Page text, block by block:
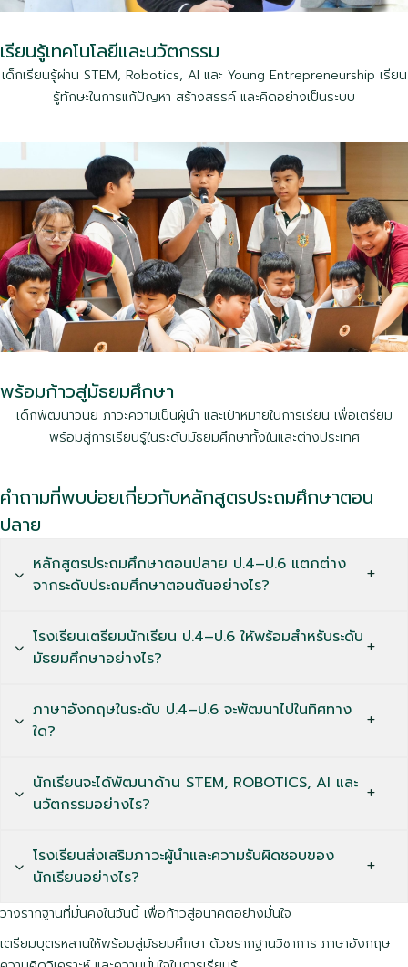
เรียนรู้เทคโนโลยีและนวัตกรรม
เด็กเรียนรู้ผ่าน STEM, Robotics, AI และ Young Entrepreneurship เรียน
รู้ทักษะในการแก้ปัญหา สร้างสรรค์ และคิดอย่างเป็นระบบ
พร้อมก้าวสู่มัธยมศึกษา
เด็กพัฒนาวินัย ภาวะความเป็นผู้นำ และเป้าหมายในการเรียน เพื่อเตรียม
พร้อมสู่การเรียนรู้ในระดับมัธยมศึกษาทั้งในและต่างประเทศ
คำถามที่พบบ่อยเกี่ยวกับหลักสูตรประถมศึกษาตอน
ปลาย
หลักสูตรประถมศึกษาตอนปลาย ป.4–ป.6 แตกต่าง
จากระดับประถมศึกษาตอนต้นอย่างไร?
โรงเรียนเตรียมนักเรียน ป.4–ป.6 ให้พร้อมสำหรับระดับ
มัธยมศึกษาอย่างไร?
ภาษาอังกฤษในระดับ ป.4–ป.6 จะพัฒนาไปในทิศทาง
ใด?
นักเรียนจะได้พัฒนาด้าน STEM, ROBOTICS, AI และ
นวัตกรรมอย่างไร?
โรงเรียนส่งเสริมภาวะผู้นำและความรับผิดชอบของ
นักเรียนอย่างไร?
วางรากฐานที่มั่นคงในวันนี้ เพื่อก้าวสู่อนาคตอย่างมั่นใจ
เตรียมบุตรหลานให้พร้อมสู่มัธยมศึกษา ด้วยรากฐานวิชาการ ภาษาอังกฤษ
โรงเรียนอิมพีเรียลพิจิตร สองภาษา
51/9 หมู่ที่ 4 ตำบลท่าหลวง
อำเภอเมือง จังหวัดพิจิตร 66000
Imperial Phichit Bilingual School
โรงเรียนอิมพีเรียลพิษณุโลก สองภาษา
99/99 หมู่ที่ 4 ตำบลพลายชุมพล
Imperial Phitsanulok Bilingual School
ข้อมูลที่เป็นประโยชน์
ยินดีต้อนรับจากผู้บริหาร
สิ่งอำนวยความสะดวก
คู่มือนักเรียนและผู้ปกครอง